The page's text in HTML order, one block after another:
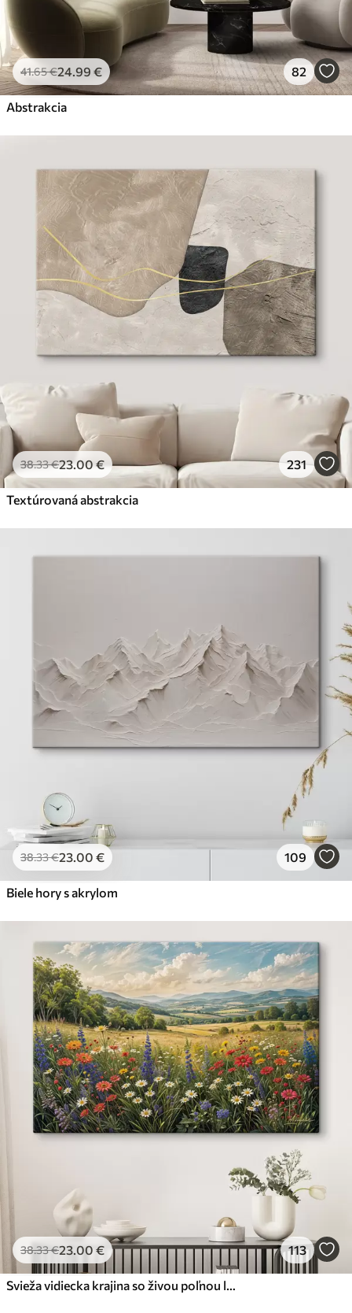
41.65€24.99 € 82
Abstrakcia
38.33€23.00€ 231
Textúrovaná abstrakcia
38.33€23.00 € 109
Biele hory s akrylom
38.33€23.00 € 113
Svieža vidiecka krajina so živou poľnou lúkou plnou farebných kvetov pod zamračenou oblohou